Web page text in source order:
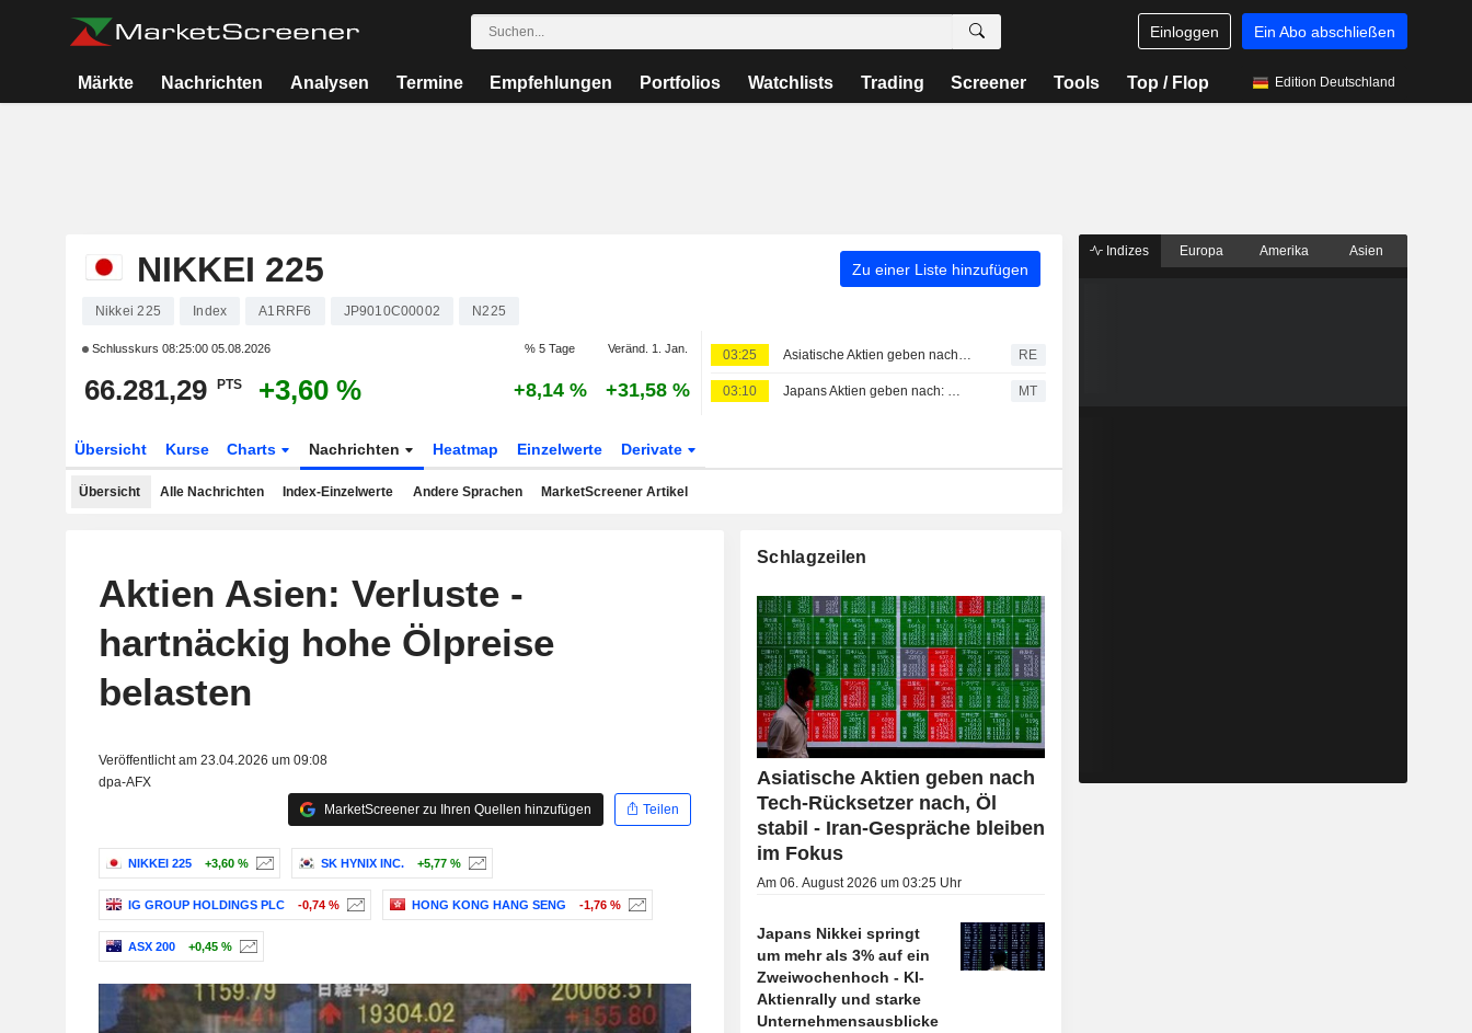
Einloggen Ein Abo abschließen
Märkte Nachrichten Analysen Termine Empfehlungen Portfolios Watchlists Trading Screener Tools Top / Flop Edition Deutschland
NIKKEI 225 Zu einer Liste hinzufügen
Nikkei 225 Index A1RRF6 JP9010C00002 N225
Schlusskurs 08:25:00 05.08.2026 % 5 Tage Veränd. 1. Jan.
66.281,29 PTS +3,60 % +8,14 % +31,58 %
03:25 Asiatische Aktien geben nach Tech-Rücksetzer nach, Öl stabil - Iran-Gespräche bleiben im Fokus RE
03:10 Japans Aktien geben nach: Wall-Street-Rally legt Pause ein, Öl setzt nach Hormuz-Deal Talfahrt fort MT
Übersicht Kurse Charts Nachrichten Heatmap Einzelwerte Derivate
Übersicht Alle Nachrichten Index-Einzelwerte Andere Sprachen MarketScreener Artikel
Aktien Asien: Verluste -
hartnäckig hohe Ölpreise
belasten
Veröffentlicht am 23.04.2026 um 09:08
dpa-AFX
MarketScreener zu Ihren Quellen hinzufügen
Teilen
NIKKEI 225 +3,60 % SK HYNIX INC. +5,77 %
IG GROUP HOLDINGS PLC -0,74 % HONG KONG HANG SENG -1,76 %
ASX 200 +0,45 %
Schlagzeilen
Asiatische Aktien geben nach
Tech-Rücksetzer nach, Öl
stabil - Iran-Gespräche bleiben
im Fokus
Am 06. August 2026 um 03:25 Uhr
Japans Nikkei springt
um mehr als 3% auf ein
Zweiwochenhoch - KI-
Aktienrally und starke
Unternehmensausblicke
Indizes Europa Amerika Asien